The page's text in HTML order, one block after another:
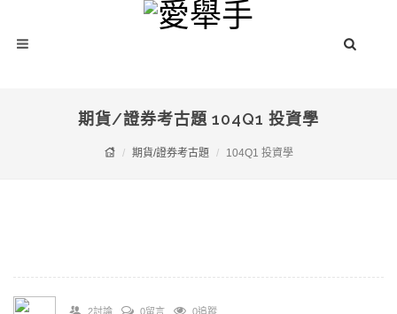
期貨/證券考古題 104Q1 投資學
期貨/證券考古題 104Q1 投資學
2討論 0留言 0追蹤